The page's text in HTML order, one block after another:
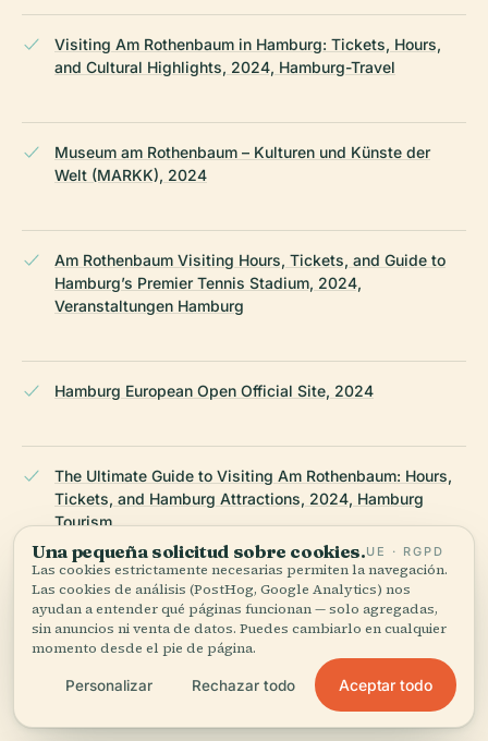
Visiting Am Rothenbaum in Hamburg: Tickets, Hours,
and Cultural Highlights, 2024, Hamburg-Travel
Museum am Rothenbaum – Kulturen und Künste der
Welt (MARKK), 2024
Am Rothenbaum Visiting Hours, Tickets, and Guide to
Hamburg’s Premier Tennis Stadium, 2024,
Veranstaltungen Hamburg
Hamburg European Open Official Site, 2024
The Ultimate Guide to Visiting Am Rothenbaum: Hours,
Tickets, and Hamburg Attractions, 2024, Hamburg
Tourism
Audiala App Download, 2024
Wikipedia — Am Rothenbaum
Una pequeña solicitud sobre cookies.UE · RGPD
Las cookies estrictamente necesarias permiten la navegación.
Las cookies de análisis (PostHog, Google Analytics) nos
ayudan a entender qué páginas funcionan — solo agregadas,
sin anuncios ni venta de datos. Puedes cambiarlo en cualquier
momento desde el pie de página.
Personalizar Rechazar todo Aceptar todo